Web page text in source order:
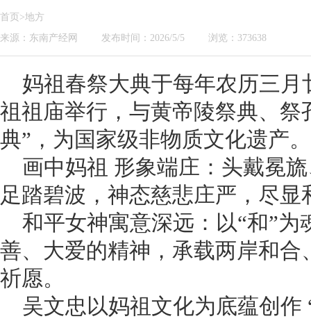
首页>地方
来源：东南产经网
发布时间：2026/5/5 浏览：373638
妈祖春祭大典于每年农历三
祖祖庙举行，与黄帝陵祭典、祭
典”，为国家级非物质文化遗产。
画中妈祖 形象端庄：头戴冕
足踏碧波，神态慈悲庄严，尽
和平女神寓意深远：以“和”
善、大爱的精神，承载两岸和
祈愿。
吴文忠以妈祖文化为底蕴创作